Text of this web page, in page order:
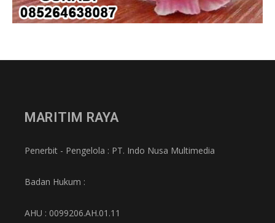
MARITIM RAYA
Penerbit - Pengelola : PT. Indo Nusa Multimedia
Badan Hukum :
AHU : 0099206.AH.01.11